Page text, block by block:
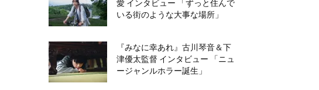
愛 インタビュー 「ずっと住んで
いる街のような大事な場所」
『みなに幸あれ』古川琴音＆下
津優太監督 インタビュー 「ニュ
ージャンルホラー誕生」